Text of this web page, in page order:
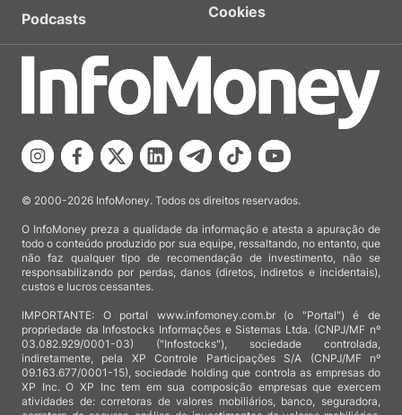
Podcasts
Cookies
© 2000-2026 InfoMoney. Todos os direitos reservados.
O InfoMoney preza a qualidade da informação e atesta a apuração de
todo o conteúdo produzido por sua equipe, ressaltando, no entanto, que
não faz qualquer tipo de recomendação de investimento, não se
responsabilizando por perdas, danos (diretos, indiretos e incidentais),
custos e lucros cessantes.
IMPORTANTE: O portal www.infomoney.com.br (o "Portal") é de
propriedade da Infostocks Informações e Sistemas Ltda. (CNPJ/MF nº
03.082.929/0001-03) ("Infostocks"), sociedade controlada,
indiretamente, pela XP Controle Participações S/A (CNPJ/MF nº
09.163.677/0001-15), sociedade holding que controla as empresas do
XP Inc. O XP Inc tem em sua composição empresas que exercem
atividades de: corretoras de valores mobiliários, banco, seguradora,